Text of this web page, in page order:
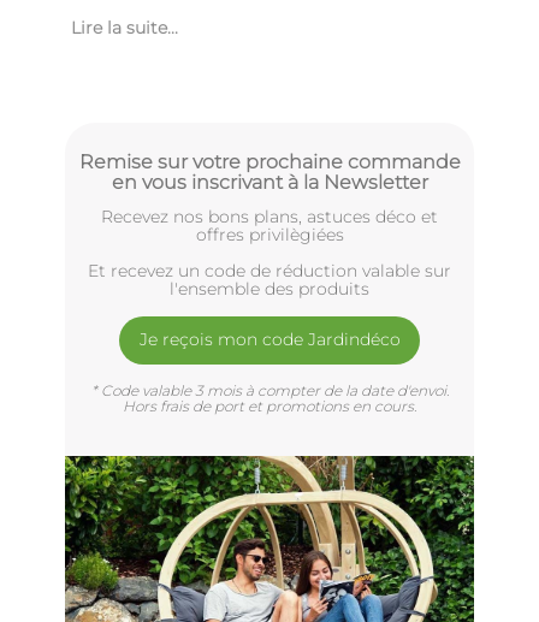
Lire la suite...
Remise sur votre prochaine commande
en vous inscrivant à la Newsletter
Recevez nos bons plans, astuces déco et
offres privilègiées
Et recevez un code de réduction valable sur
l'ensemble des produits
Je reçois mon code Jardindéco
* Code valable 3 mois à compter de la date d'envoi.
Hors frais de port et promotions en cours.